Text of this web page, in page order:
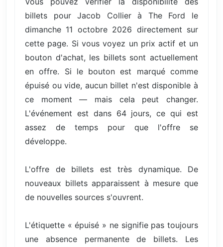
billets pour Jacob Collier à The Ford le
dimanche 11 octobre 2026 directement sur
cette page. Si vous voyez un prix actif et un
bouton d'achat, les billets sont actuellement
en offre. Si le bouton est marqué comme
épuisé ou vide, aucun billet n'est disponible à
ce moment — mais cela peut changer.
L'événement est dans 64 jours, ce qui est
assez de temps pour que l'offre se
développe.
L'offre de billets est très dynamique. De
nouveaux billets apparaissent à mesure que
de nouvelles sources s'ouvrent.
L'étiquette « épuisé » ne signifie pas toujours
une absence permanente de billets. Les